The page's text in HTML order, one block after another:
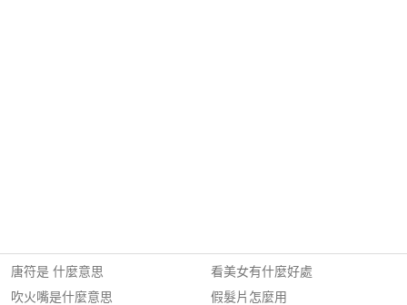
唐符是 什麼意思
吹火嘴是什麼意思
看美女有什麼好處
假髮片怎麼用